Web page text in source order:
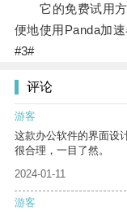
它的免费试用方
便地使用Panda加
#3#
评论
游客
这款办公软件的界面设
很合理，一目了然。
2024-01-11
游客